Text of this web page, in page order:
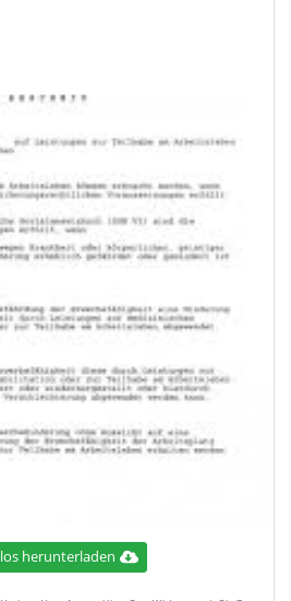
herunterladen